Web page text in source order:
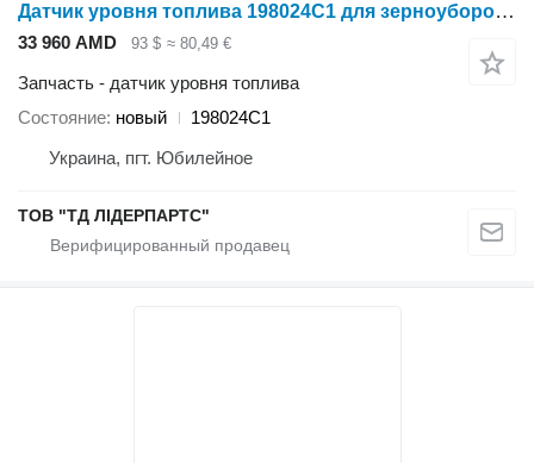
Датчик уровня топлива 198024C1 для зерноуборочного комбайна Case IH 2166-2388
33 960 AMD 93 $ ≈ 80,49 €
Запчасть - датчик уровня топлива
Состояние новый
198024C1
Украина, пгт. Юбилейное
ТОВ "ТД ЛІДЕРПАРТС"